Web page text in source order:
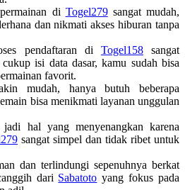
di Togel279sangat mudah,
dan nikmati akses hiburan tanpa
pendaftaran di Togel158sangat
cukup isi data dasar, kamu sudah bisa
favorit.
mudah, hanya butuh beberapa
bisa menikmati layanan unggulan
hal yang menyenangkan karena
sangat simpel dan tidak ribet untuk
dan terlindungi sepenuhnya berkat
dari Sabatoto yang fokus pada